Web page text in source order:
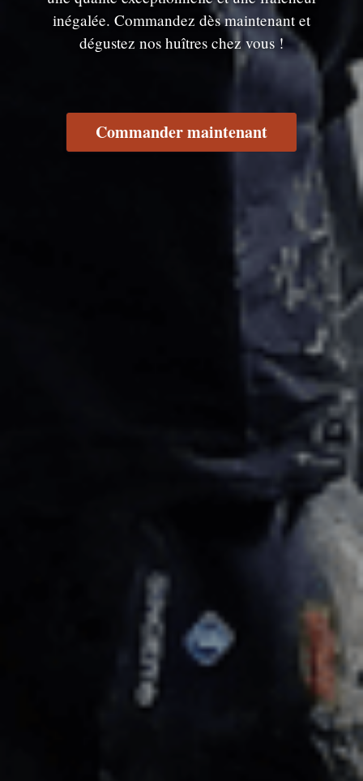
inégalée. Commandez dès maintenant et
dégustez nos huîtres chez vous !
Commander maintenant